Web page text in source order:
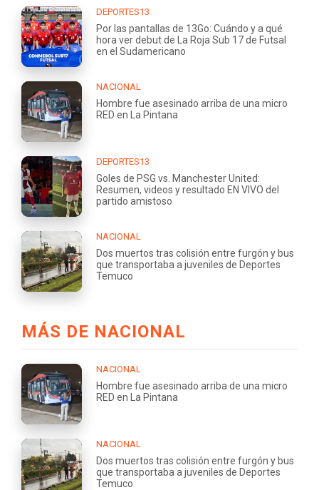
DEPORTES13
Por las pantallas de 13Go: Cuándo y a qué
hora ver debut de La Roja Sub 17 de Futsal
en el Sudamericano
NACIONAL
Hombre fue asesinado arriba de una micro
RED en La Pintana
DEPORTES13
Goles de PSG vs. Manchester United:
Resumen, videos y resultado EN VIVO del
partido amistoso
NACIONAL
Dos muertos tras colisión entre furgón y bus
que transportaba a juveniles de Deportes
Temuco
MÁS DE NACIONAL
NACIONAL
Hombre fue asesinado arriba de una micro
RED en La Pintana
NACIONAL
Dos muertos tras colisión entre furgón y bus
que transportaba a juveniles de Deportes
Temuco